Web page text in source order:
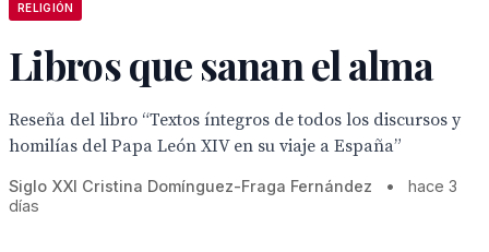
RELIGIÓN
Libros que sanan el alma
Reseña del libro “Textos íntegros de todos los discursos y
homilías del Papa León XIV en su viaje a España”
Siglo XXI Cristina Domínguez-Fraga Fernández •
hace 3
días